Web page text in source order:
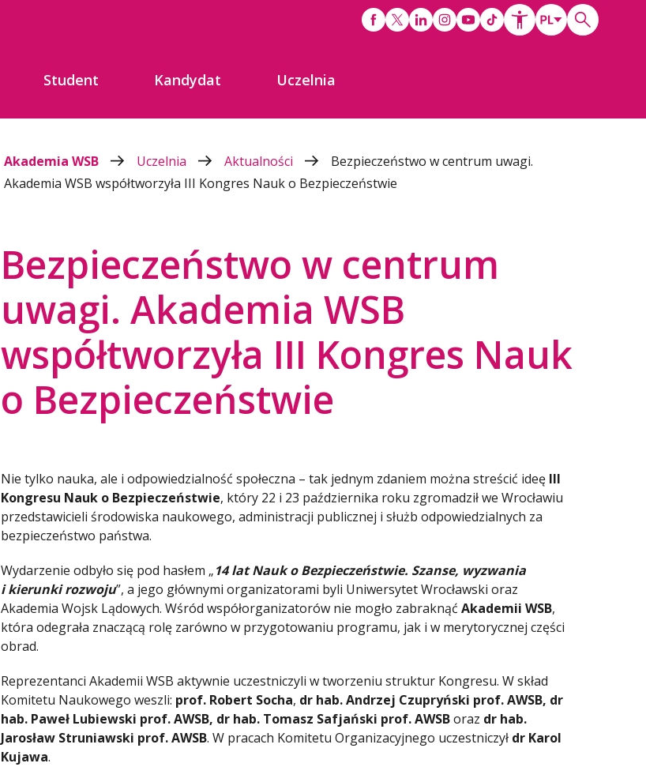
Student Kandydat Uczelnia
Akademia WSB Uczelnia Aktualności
Bezpieczeństwo w centrum uwagi.
Akademia WSB współtworzyła III Kongres Nauk o Bezpieczeństwie
Bezpieczeństwo w centrum
uwagi. Akademia WSB
współtworzyła III Kongres Nauk
o Bezpieczeństwie
Nie tylko nauka, ale i odpowiedzialność społeczna – tak jednym zdaniem można streścić ideę III
Kongresu Nauk o Bezpieczeństwie, który 22 i 23 października roku zgromadził we Wrocławiu
przedstawicieli środowiska naukowego, administracji publicznej i służb odpowiedzialnych za
bezpieczeństwo państwa.
Wydarzenie odbyło się pod hasłem „14 lat Nauk o Bezpieczeństwie. Szanse, wyzwania
i kierunki rozwoju”, a jego głównymi organizatorami byli Uniwersytet Wrocławski oraz
Akademia Wojsk Lądowych. Wśród współorganizatorów nie mogło zabraknąć Akademii WSB,
która odegrała znaczącą rolę zarówno w przygotowaniu programu, jak i w merytorycznej części
obrad.
Reprezentanci Akademii WSB aktywnie uczestniczyli w tworzeniu struktur Kongresu. W skład
Komitetu Naukowego weszli: prof. Robert Socha, dr hab. Andrzej Czupryński prof. AWSB, dr
hab. Paweł Lubiewski prof. AWSB, dr hab. Tomasz Safjański prof. AWSBoraz dr hab.
Jarosław Struniawski prof. AWSB. W pracach Komitetu Organizacyjnego uczestniczył dr Karol
Kujawa.